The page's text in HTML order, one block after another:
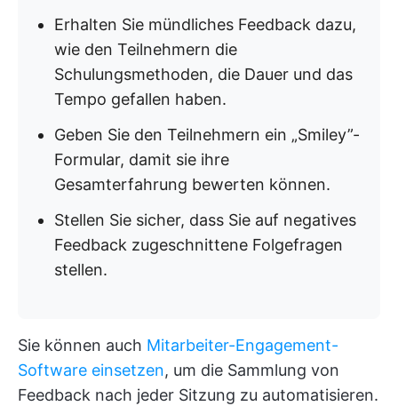
Erhalten Sie mündliches Feedback dazu,
wie den Teilnehmern die
Schulungsmethoden, die Dauer und das
Tempo gefallen haben.
Geben Sie den Teilnehmern ein „Smiley”-
Formular, damit sie ihre
Gesamterfahrung bewerten können.
Stellen Sie sicher, dass Sie auf negatives
Feedback zugeschnittene Folgefragen
stellen.
Sie können auch Mitarbeiter-Engagement-
Software einsetzen, um die Sammlung von
Feedback nach jeder Sitzung zu automatisieren.